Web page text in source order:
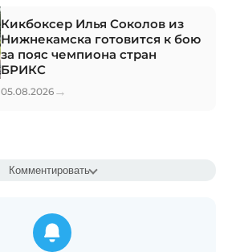
Кикбоксер Илья Соколов из
Нижнекамска готовится к бою
за пояс чемпиона стран
БРИКС
05.08.2026 →
Комментировать